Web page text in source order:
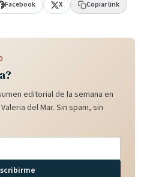
Facebook X Copiar link
editorial de la semana en
del Mar. Sin spam, sin